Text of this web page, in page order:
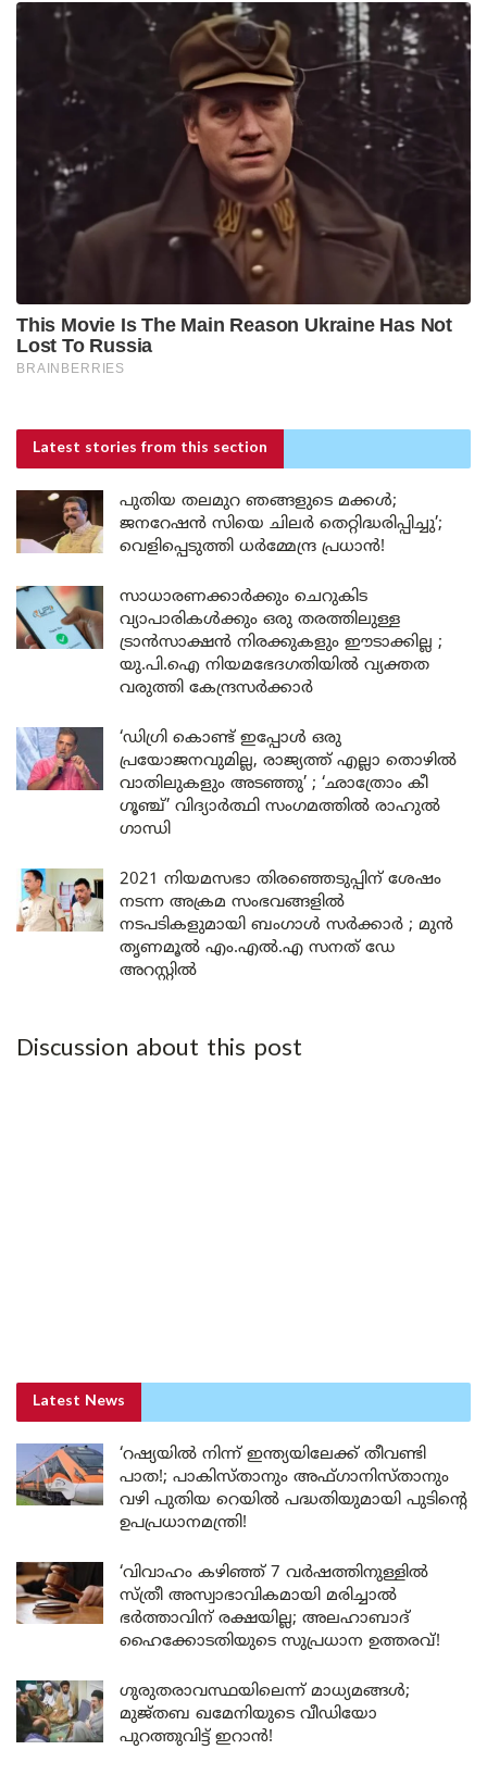
Latest stories from this section
പുതിയ തലമുറ ഞങ്ങളുടെ മക്കൾ;
ജനറേഷൻ സിയെ ചിലർ തെറ്റിദ്ധരിപ്പിച്ചു’;
വെളിപ്പെടുത്തി ധർമ്മേന്ദ്ര പ്രധാൻ!
സാധാരണക്കാർക്കും ചെറുകിട
വ്യാപാരികൾക്കും ഒരു തരത്തിലുള്ള
ട്രാൻസാക്ഷൻ നിരക്കുകളും ഈടാക്കില്ല ;
യു.പി.ഐ നിയമഭേദഗതിയിൽ വ്യക്തത
വരുത്തി കേന്ദ്രസർക്കാർ
‘ഡിഗ്രി കൊണ്ട് ഇപ്പോൾ ഒരു
പ്രയോജനവുമില്ല, രാജ്യത്ത് എല്ലാ തൊഴിൽ
വാതിലുകളും അടഞ്ഞു’ ; ‘ഛാത്രോം കീ
ഗൂഞ്ച്’ വിദ്യാർത്ഥി സംഗമത്തിൽ രാഹുൽ
ഗാന്ധി
2021 നിയമസഭാ തിരഞ്ഞെടുപ്പിന് ശേഷം
നടന്ന അക്രമ സംഭവങ്ങളിൽ
നടപടികളുമായി ബംഗാൾ സർക്കാർ ; മുൻ
തൃണമൂൽ എം.എൽ.എ സനത് ഡേ
അറസ്റ്റിൽ
Discussion about this post
Latest News
‘റഷ്യയിൽ നിന്ന് ഇന്ത്യയിലേക്ക് തീവണ്ടി
പാത!; പാകിസ്താനും അഫ്ഗാനിസ്താനും
വഴി പുതിയ റെയിൽ പദ്ധതിയുമായി പുടിന്റെ
ഉപപ്രധാനമന്ത്രി!
‘വിവാഹം കഴിഞ്ഞ് 7 വർഷത്തിനുള്ളിൽ
സ്ത്രീ അസ്വാഭാവികമായി മരിച്ചാൽ
ഭർത്താവിന് രക്ഷയില്ല; അലഹാബാദ്
ഹൈക്കോടതിയുടെ സുപ്രധാന ഉത്തരവ്!
ഗുരുതരാവസ്ഥയിലെന്ന് മാധ്യമങ്ങൾ;
മുജ്തബ ഖമേനിയുടെ വീഡിയോ
പുറത്തുവിട്ട് ഇറാൻ!